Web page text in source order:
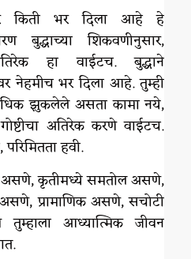
किती भर दिला आहे हे
बुद्धाच्या शिकवणीनुसार,
हा वाईटच. बुद्धाने
नेहमीच भर दिला आहे. तुम्ही
झुकलेले असता कामा नये,
अतिरेक करणे वाईटच.
हवी.
कृतीमध्ये समतोल असणे,
असणे, प्रामाणिक असणे, सचोटी
आध्यात्मिक जीवन